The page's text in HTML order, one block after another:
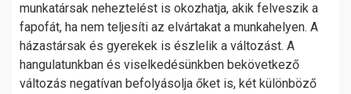
munkatársak neheztelést is okozhatja, akik felveszik a
fapofát, ha nem teljesíti az elvártakat a munkahelyen. A
házastársak és gyerekek is észlelik a változást. A
hangulatunkban és viselkedésünkben bekövetkező
változás negatívan befolyásolja őket is, két különböző